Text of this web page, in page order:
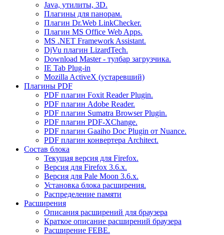
Java, утилиты, 3D.
Плагины для панорам.
Плагин Dr.Web LinkChecker.
Плагин MS Office Web Apps.
MS .NET Framework Assistant.
DjVu плагин LizardTech.
Download Master - тулбар загрузчика.
IE Tab Plug-in
Mozilla ActiveX (устаревший)
Плагины PDF
PDF плагин Foxit Reader Plugin.
PDF плагин Adobe Reader.
PDF плагин Sumatra Browser Plugin.
PDF плагин PDF-XChange.
PDF плагин Gaaiho Doc Plugin от Nuance.
PDF плагин конвертера Architect.
Состав блока
Текущая версия для Firefox.
Версия для Firefox 3.6.х.
Версия для Pale Moon 3.6.x.
Установка блока расширения.
Распределение памяти
Расширения
Описания расширений для браузера
Краткое описание расширений браузера
Расширение FEBE.